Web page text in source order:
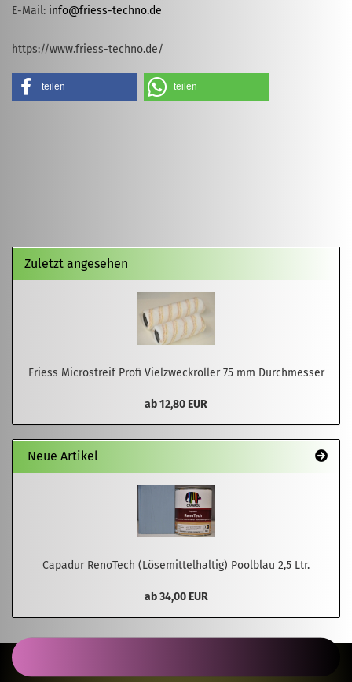
E-Mail: info@friess-techno.de
https://www.friess-techno.de/
teilen teilen
Zuletzt angesehen
Friess Microstreif Profi Vielzweckroller 75 mm Durchmesser
ab 12,80 EUR
Neue Artikel
Capadur RenoTech (Lösemittelhaltig) Poolblau 2,5 Ltr.
ab 34,00 EUR